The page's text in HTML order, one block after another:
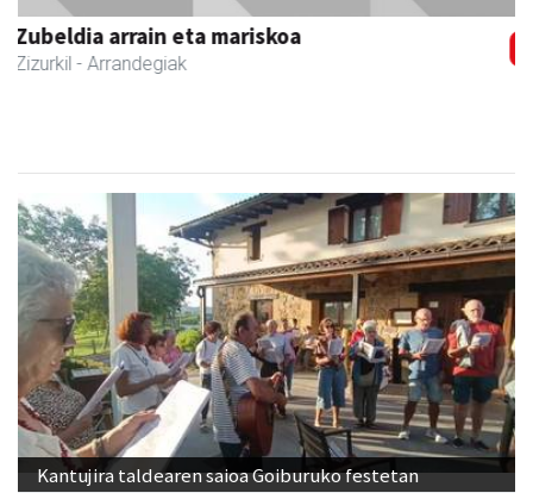
Joxean harategia
Zizurkil - Harategiak
Kantujira taldearen saioa Goiburuko festetan